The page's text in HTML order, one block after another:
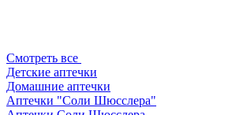
Смотреть все
Детские аптечки
Домашние аптечки
Аптечки "Соли Шюсслера"